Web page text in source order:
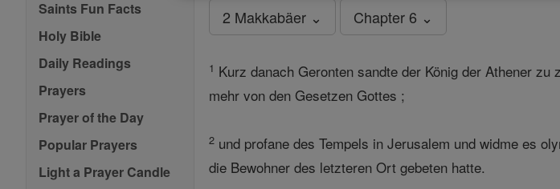
Saints Fun Facts
Holy Bible
Daily Readings
Prayers
Prayer of the Day
Popular Prayers
Light a Prayer Candle
2 Makkabäer ⌄ Chapter 6 ⌄
1 Kurz danach Geronten sandte der König der Athener
mehr von den Gesetzen Gottes ;
2 und profane des Tempels in Jerusalem und widme es
die Bewohner des letzteren Ort gebeten hatte.